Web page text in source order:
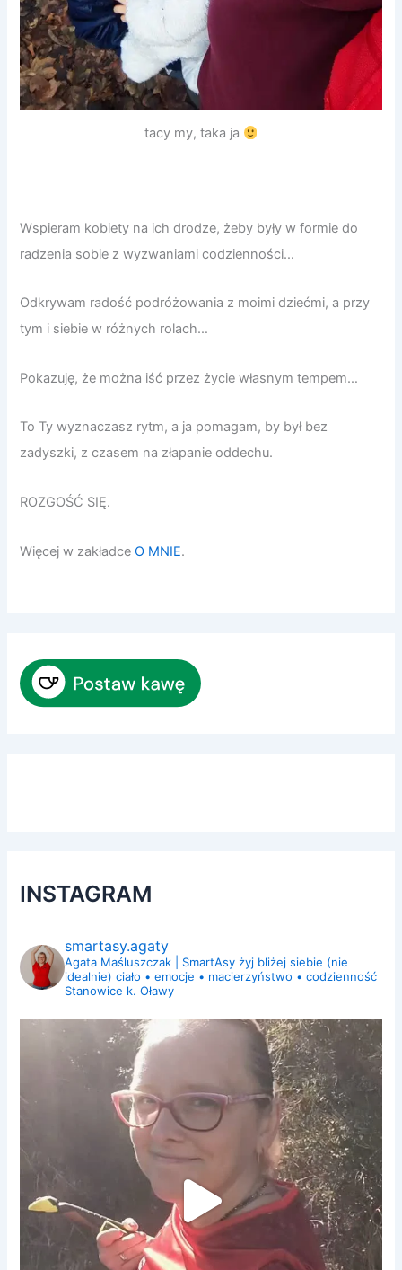
tacy my, taka ja
Wspieram kobiety na ich drodze, żeby były w formie do
radzenia sobie z wyzwaniami codzienności…
Odkrywam radość podróżowania z moimi dziećmi, a przy
tym i siebie w różnych rolach…
Pokazuję, że można iść przez życie własnym tempem…
To Ty wyznaczasz rytm, a ja pomagam, by był bez
zadyszki, z czasem na złapanie oddechu.
ROZGOŚĆ SIĘ.
Więcej w zakładceO MNIE.
INSTAGRAM
smartasy.agaty
Agata Maśluszczak | SmartAsy żyj bliżej siebie (nie
idealnie) ciało • emocje • macierzyństwo • codzienność
Stanowice k. Oławy